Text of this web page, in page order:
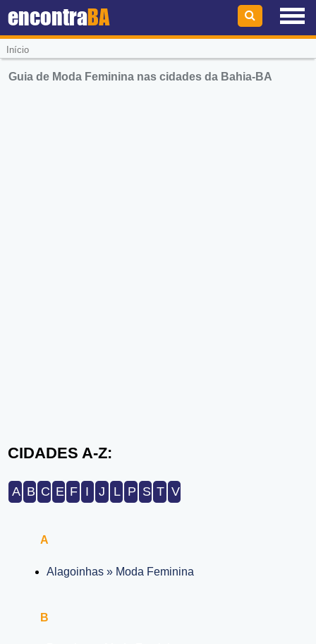
encontraBA
Início
Guia de Moda Feminina nas cidades da Bahia-BA
CIDADES A-Z:
A B C E F I J L P S T V
A
Alagoinhas » Moda Feminina
B